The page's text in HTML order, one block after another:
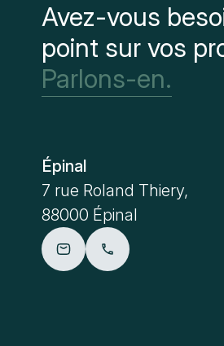
Avez-vous
point sur vos
Parlons-en.
Épinal
7 rue Roland Thiery,
88000 Épinal